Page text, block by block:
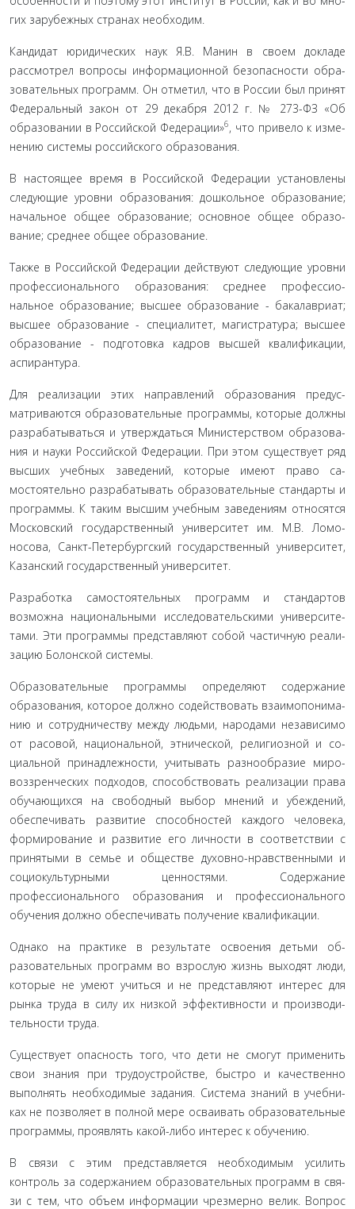
гих зарубежных странах необходим.
Кандидат юридических наук Я.В. Манин в своем докладе
рассмотрел вопросы информационной безопасности обра­
зовательных программ. Он отметил, что в России был при­нят
Федеральный закон от 29 декабря 2012 г. № 273-ФЗ «Об
образовании в Российской Федерации»6, что привело к изме­
нению системы российского образования.
В настоящее время в Российской Федерации установле­ны
следующие уровни образования: дошкольное образова­ние;
начальное общее образование; основное общее образо­
вание; среднее общее образование.
Также в Российской Федерации действуют следующие уровни
профессионального образования: среднее профессио­
нальное образование; высшее образование - бакалавриат;
выс­шее образование - специалитет, магистратура; высшее
образо­вание - подготовка кадров высшей квалификации,
аспирантура.
Для реализации этих направлений образования предус­
матриваются образовательные программы, которые должны
разрабатываться и утверждаться Министерством образова­
ния и науки Российской Федерации. При этом существует ряд
высших учебных заведений, которые имеют право са­
мостоятельно разрабатывать образовательные стандарты и
программы. К таким высшим учебным заведениям относят­ся
Московский государственный университет им. М.В. Ломо­
носова, Санкт-Петербургский государственный университет,
Казанский государственный университет.
Разработка самостоятельных программ и стандартов
возможна национальными исследовательскими университе­
тами. Эти программы представляют собой частичную реали­
зацию Болонской системы.
Образовательные программы определяют содержание
образования, которое должно содействовать взаимопонима­
нию и сотрудничеству между людьми, народами независимо
от расовой, национальной, этнической, религиозной и со­
циальной принадлежности, учитывать разнообразие миро­
воззренческих подходов, способствовать реализации права
обучающихся на свободный выбор мнений и убеждений,
обеспечивать развитие способностей каждого человека,
фор­мирование и развитие его личности в соответствии с
приня­тыми в семье и обществе духовно-нравственными и
социо­культурными ценностями. Содержание
профессионального образования и профессионального
обучения должно обеспе­чивать получение квалификации.
Однако на практике в результате освоения детьми об­
разовательных программ во взрослую жизнь выходят люди,
которые не умеют учиться и не представляют интерес для
рынка труда в силу их низкой эффективности и производи­
тельности труда.
Существует опасность того, что дети не смогут приме­нить
свои знания при трудоустройстве, быстро и качественно
выполнять необходимые задания. Система знаний в учебни­
ках не позволяет в полной мере осваивать образовательные
программы, проявлять какой-либо интерес к обучению.
В связи с этим представляется необходимым усилить
контроль за содержанием образовательных программ в свя­
зи с тем, что объем информации чрезмерно велик. Вопрос